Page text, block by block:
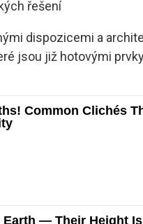
dispozicemi a
jsou již hotovými